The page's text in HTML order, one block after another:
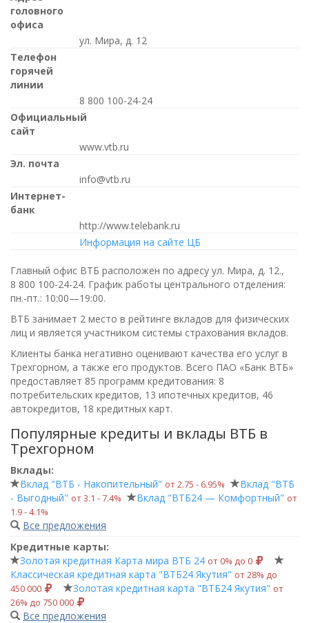
головного
офиса
ул. Мира, д. 12
Телефон
горячей
линии
8 800 100-24-24
Официальный
сайт
www.vtb.ru
Эл. почта
info@vtb.ru
Интернет-
банк
http://www.telebank.ru
Информация на сайте ЦБ
Главный офис ВТБ расположен по адресу ул. Мира, д. 12.,
8 800 100-24-24. График работы центрального отделения:
пн.-пт.: 10:00—19:00.
ВТБ занимает 2 место в рейтинге вкладов для физических
лиц и является участником системы страхования вкладов.
Клиенты банка негативно оценивают качества его услуг в
Трехгорном, а также его продуктов. Всего ПАО «Банк ВТБ»
предоставляет 85 программ кредитования: 8
потребительских кредитов, 13 ипотечных кредитов, 46
автокредитов, 18 кредитных карт.
Популярные кредиты и вклады ВТБ в
Трехгорном
Вклады:
Вклад "ВТБ - Накопительный" от 2.75 ‑ 6.95%
Вклад "ВТБ
- Выгодный" от 3.1 ‑ 7.4% Вклад "ВТБ24 — Комфортный" от
1.9 ‑ 4.1%
Все предложения
Кредитные карты:
Золотая кредитная Карта мира ВТБ 24 от 0% до 0
Классическая кредитная карта "ВТБ24 Якутия" от 28% до
450 000
Золотая кредитная карта "ВТБ24 Якутия" от
26% до 750 000
Все предложения